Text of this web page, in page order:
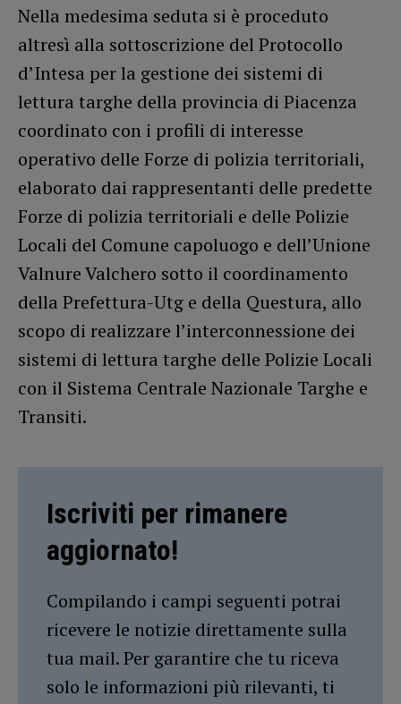
Nella medesima seduta si è proceduto
altresì alla sottoscrizione del Protocollo
d’Intesa per la gestione dei sistemi di
lettura targhe della provincia di Piacenza
coordinato con i profili di interesse
operativo delle Forze di polizia territoriali,
elaborato dai rappresentanti delle predette
Forze di polizia territoriali e delle Polizie
Locali del Comune capoluogo e dell’Unione
Valnure Valchero sotto il coordinamento
della Prefettura-Utg e della Questura, allo
scopo di realizzare l’interconnessione dei
sistemi di lettura targhe delle Polizie Locali
con il Sistema Centrale Nazionale Targhe e
Transiti.
Iscriviti per rimanere
aggiornato!
Compilando i campi seguenti potrai
ricevere le notizie direttamente sulla
tua mail. Per garantire che tu riceva
solo le informazioni più rilevanti, ti